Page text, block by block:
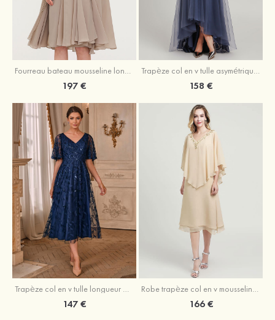
Fourreau bateau mousseline longueur genou robe de mère de la mariée avec appliqué plissé veste
197 €
Trapèze col en v tulle asymétrique robe de mère de la mariée
158 €
Trapèze col en v tulle longueur mollet robe de mère de la mariée avec appliqué paillettes ceinture
147 €
Robe trapèze col en v mousseline longueur mollet robe de mère de la mariée avec perle
166 €